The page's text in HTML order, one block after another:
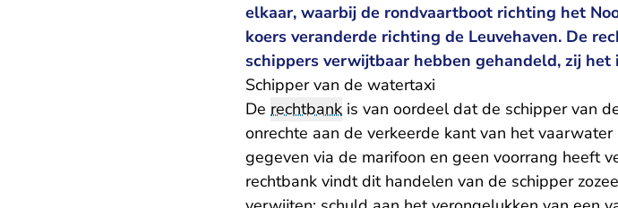
elkaar, waarbij de rondvaartboot richting het
koers veranderde richting de Leuvehaven. De
schippers verwijtbaar hebben gehandeld, zij
Schipper van de watertaxi
De rechtbank is van oordeel dat de schipper van
onrechte aan de verkeerde kant van het
gegeven via de marifoon en geen voorrang heeft
rechtbank vindt dit handelen van de schipper